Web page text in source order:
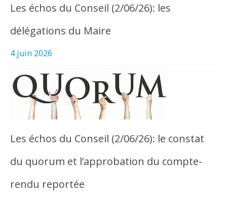
Les échos du Conseil (2/06/26): les
délégations du Maire
4 juin 2026
Les échos du Conseil (2/06/26): le constat
du quorum et l’approbation du compte-
rendu reportée